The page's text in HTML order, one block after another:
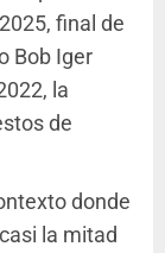
final de
Bob Iger
la
de
donde
la mitad